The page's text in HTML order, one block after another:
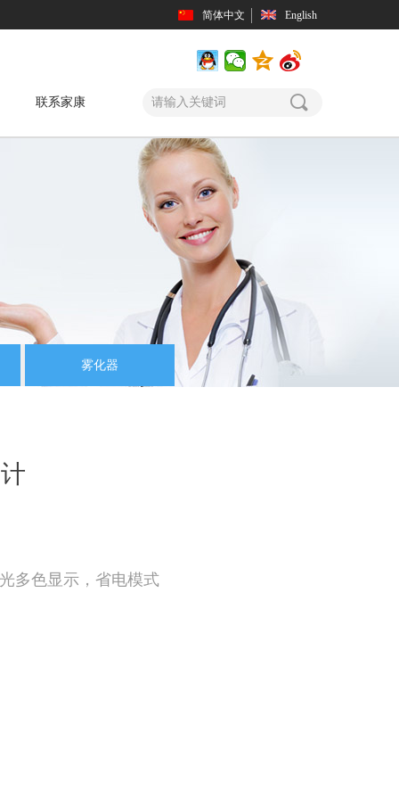
简体中文 English
联系家康 끠
雾化器
多色显示，省电模式